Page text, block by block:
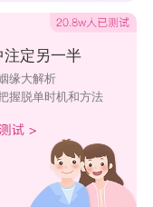
注定另一半
缘大解析
握脱单时机和方法